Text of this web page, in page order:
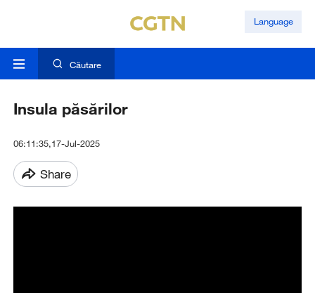
Language
Căutare
Insula păsărilor
06:11:35,17-Jul-2025
Share